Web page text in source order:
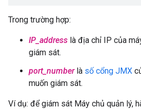
Trong trường hợp:
IP_address là địa chỉ IP của
giám sát.
port_numberlà số cổng JMX
muốn giám sát.
Ví dụ: để giám sát Máy chủ quản lý,